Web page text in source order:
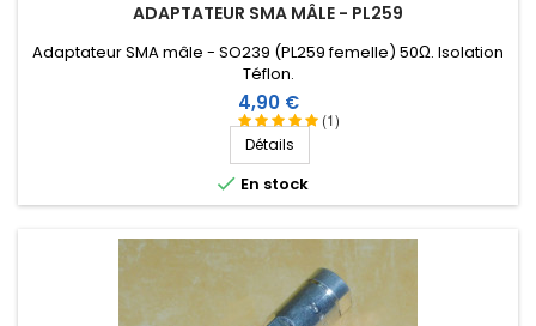
ADAPTATEUR SMA MÂLE - PL259
(1)
Adaptateur SMA mâle - SO239 (PL259 femelle) 50Ω. Isolation
Téflon.
Prix
4,90 €
Détails
 En stock